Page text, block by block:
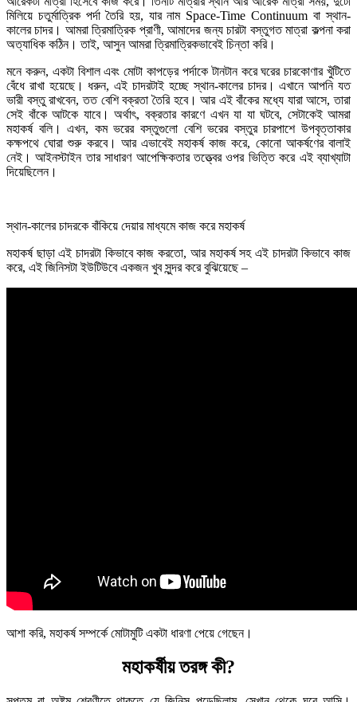
মিলিয়ে চতুর্মাত্রিক পর্দা তৈরি হয়, যার নাম Space-Time Continuum বা স্থান-
কালের চাদর। আমরা ত্রিমাত্রিক প্রাণী, আমাদের জন্য চারটা বস্তুগত মাত্রা কল্পনা করা
অত্যাধিক কঠিন। তাই, আসুন আমরা ত্রিমাত্রিকভাবেই চিন্তা করি।
মনে করুন, একটা বিশাল এবং মোটা কাপড়ের পর্দাকে টানটান করে ঘরের চারকোণার খুঁটিতে
বেঁধে রাখা হয়েছে। ধরুন, এই চাদরটাই হচ্ছে স্থান-কালের চাদর। এখানে আপনি যত
ভারী বস্তু রাখবেন, তত বেশি বক্রতা তৈরি হবে। আর এই বাঁকের মধ্যে যারা আসে, তারা
সেই বাঁকে আটকে যাবে। অর্থাৎ, বক্রতার কারণে এখন যা যা ঘটবে, সেটাকেই আমরা
মহাকর্ষ বলি। এখন, কম ভরের বস্তুগুলো বেশি ভরের বস্তুর চারপাশে উপবৃত্তাকার
কক্ষপথে ঘোরা শুরু করবে। আর এভাবেই মহাকর্ষ কাজ করে, কোনো আকর্ষণের বালাই
নেই। আইনস্টাইন তার সাধারণ আপেক্ষিকতার তত্ত্বের ওপর ভিত্তি করে এই ব্যাখ্যাটা
দিয়েছিলেন।
স্থান-কালের চাদরকে বাঁকিয়ে দেয়ার মাধ্যমে কাজ করে মহাকর্ষ
মহাকর্ষ ছাড়া এই চাদরটা কিভাবে কাজ করতো, আর মহাকর্ষ সহ এই চাদরটা কিভাবে কাজ
করে, এই জিনিসটা ইউটিউবে একজন খুব সুন্দর করে বুঝিয়েছে –
আশা করি, মহাকর্ষ সম্পর্কে মোটামুটি একটা ধারণা পেয়ে গেছেন।
মহাকর্ষীয় তরঙ্গ কী?